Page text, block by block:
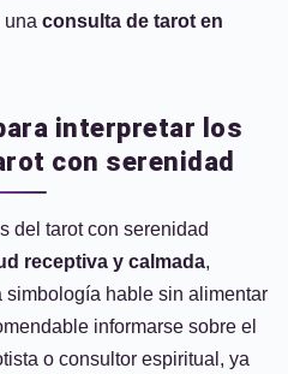
una consulta de tarot en
interpretar los
con serenidad
del tarot con serenidad
receptiva y calmada,
hable sin alimentar
informarse sobre el
o consultor espiritual, ya